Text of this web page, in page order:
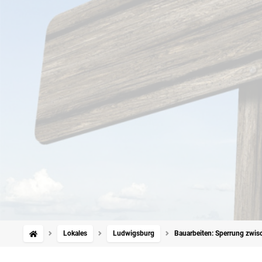
Lokales Ludwigsburg Bauarbeiten: Sperrung